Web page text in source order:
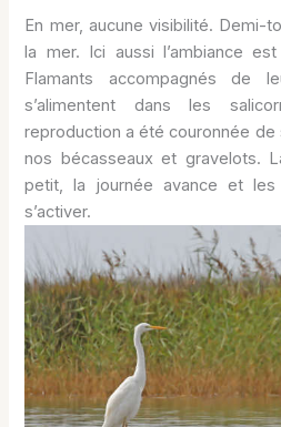
En mer, aucune visibilité. Demi-
la mer. Ici aussi l’ambiance
Flamants accompagnés de
s’alimentent dans les
reproduction a été couronnée
nos bécasseaux et gravelots.
petit, la journée avance et les
s’activer.